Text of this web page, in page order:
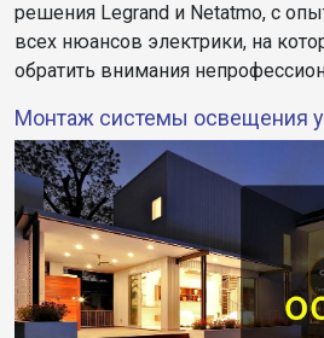
решения Legrand и Netatmo, с
всех нюансов электрики, на
обратить внимания
Монтаж системы освещения